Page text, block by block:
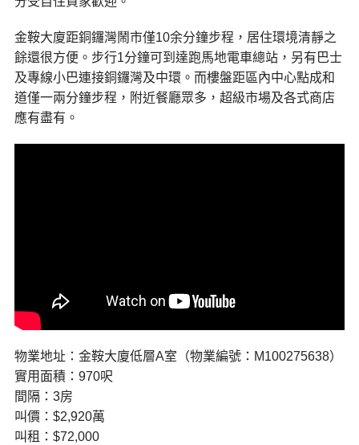
金鞍大廈距銅鑼灣鬧市僅10余分鐘步程，居住環境清靜之
餘還很方便。步行1分鐘可到達跑馬地電車總站，另有巴士
及專線小巴連接銅鑼灣及中環。而樓盤距區內中心點成和
道僅一兩分鐘步程，附近餐廳眾多，超級市場及各式商店
應有盡有。
物業地址：金鞍大廈低層A室（物業編號：M100275638）
實用面積：970呎
間隔：3房
叫價：$2,920萬
叫租：$72,000